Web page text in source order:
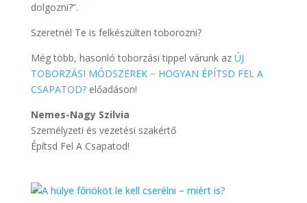
dolgozni?”.
Szeretnél Te is felkészülten toborozni?
Még több, hasonló toborzási tippel várunk az ÚJ
TOBORZÁSI MÓDSZEREK − HOGYAN ÉPÍTSD FEL A
CSAPATOD?előadáson!
Nemes-Nagy Szilvia
Személyzeti és vezetési szakértő
Építsd Fel A Csapatod!